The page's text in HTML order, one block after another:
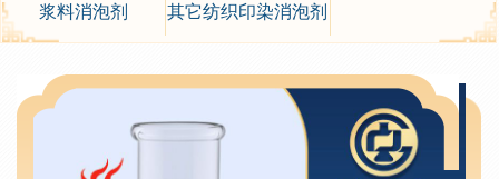
浆料消泡剂 其它纺织印染消泡剂